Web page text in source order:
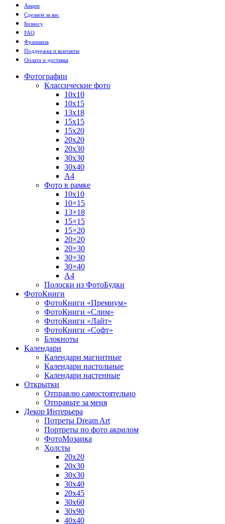
Акции
Сделаем за вас
Бизнесу
FAQ
Франшиза
Поддержка и контакты
Оплата и доставка
Фотографии
Классические фото
10х10
10х15
13х18
15х15
15х20
20х20
20х30
30х30
30х40
А4
Фото в рамке
10х10
10×15
13×18
15×15
15×20
20×20
20×30
30×30
30×40
A4
Полоски из ФотоБудки
ФотоКниги
ФотоКниги «Премиум»
ФотоКниги «Слим»
ФотоКниги «Лайт»
ФотоКниги «Софт»
Блокноты
Календари
Календари магнитные
Календари настольные
Календари настенные
Открытки
Отправлю самостоятельно
Отправьте за меня
Декор Интерьера
Потреты Dream Art
Портреты по фото акрилом
ФотоМозаика
Холсты
20х20
20х30
30х30
30х40
20х45
30х60
30х90
40х40